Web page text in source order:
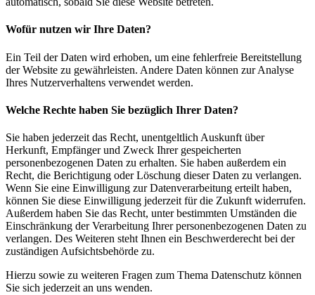
Wofür nutzen wir Ihre Daten?
Ein Teil der Daten wird erhoben, um eine fehlerfreie Bereitstellung
der Website zu gewährleisten. Andere Daten können zur Analyse
Ihres Nutzerverhaltens verwendet werden.
Welche Rechte haben Sie bezüglich Ihrer Daten?
Sie haben jederzeit das Recht, unentgeltlich Auskunft über
Herkunft, Empfänger und Zweck Ihrer gespeicherten
personenbezogenen Daten zu erhalten. Sie haben außerdem ein
Recht, die Berichtigung oder Löschung dieser Daten zu verlangen.
Wenn Sie eine Einwilligung zur Datenverarbeitung erteilt haben,
können Sie diese Einwilligung jederzeit für die Zukunft widerrufen.
Außerdem haben Sie das Recht, unter bestimmten Umständen die
Einschränkung der Verarbeitung Ihrer personenbezogenen Daten zu
verlangen. Des Weiteren steht Ihnen ein Beschwerderecht bei der
zuständigen Aufsichtsbehörde zu.
Hierzu sowie zu weiteren Fragen zum Thema Datenschutz können
Sie sich jederzeit an uns wenden.